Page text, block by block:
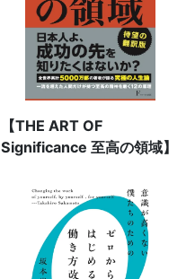
【THE ART OF
Significance 至高の領域】